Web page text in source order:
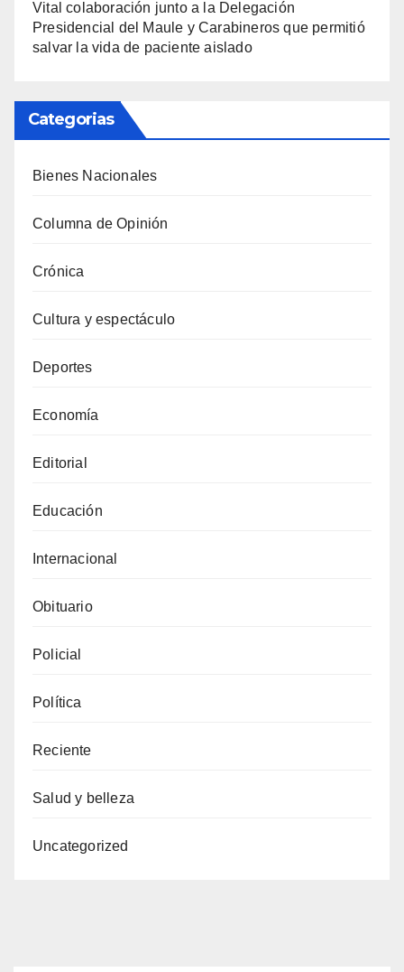
Vital colaboración junto a la Delegación
Presidencial del Maule y Carabineros que permitió
salvar la vida de paciente aislado
Categorias
Bienes Nacionales
Columna de Opinión
Crónica
Cultura y espectáculo
Deportes
Economía
Editorial
Educación
Internacional
Obituario
Policial
Política
Reciente
Salud y belleza
Uncategorized